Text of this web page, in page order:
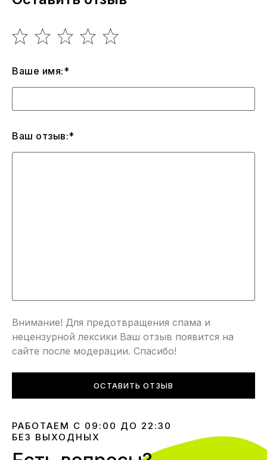
Ваше имя:*
Ваш отзыв:*
Внимание! Для предотвращения спама и
нецензурной лексики Ваш отзыв появится на
сайте после модерации. Спасибо!
ОСТАВИТЬ ОТЗЫВ
РАБОТАЕМ С 09:00 ДО 22:30
БЕЗ ВЫХОДНЫХ